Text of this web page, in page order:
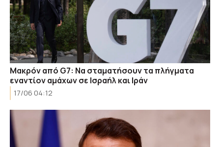
Μακρόν από G7: Να σταματήσουν τα πλήγματα
εναντίον αμάχων σε Ισραήλ και Ιράν
17/06 04:12